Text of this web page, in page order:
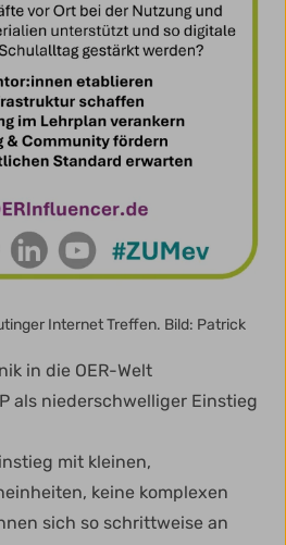
Internet Treffen. Bild: Patrick
in die OER-Welt
als niederschwelliger Einstieg
mit kleinen,
keine komplexen
sich so schrittweise an